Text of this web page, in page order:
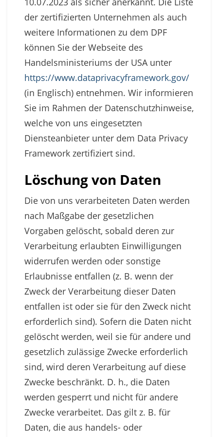
der zertifizierten Unternehmen als auch
weitere Informationen zu dem DPF
können Sie der Webseite des
Handelsministeriums der USA unter
https://www.dataprivacyframework.gov/
(in Englisch) entnehmen. Wir informieren
Sie im Rahmen der Datenschutzhinweise,
welche von uns eingesetzten
Diensteanbieter unter dem Data Privacy
Framework zertifiziert sind.
Löschung von Daten
Die von uns verarbeiteten Daten werden
nach Maßgabe der gesetzlichen
Vorgaben gelöscht, sobald deren zur
Verarbeitung erlaubten Einwilligungen
widerrufen werden oder sonstige
Erlaubnisse entfallen (z. B. wenn der
Zweck der Verarbeitung dieser Daten
entfallen ist oder sie für den Zweck nicht
erforderlich sind). Sofern die Daten nicht
gelöscht werden, weil sie für andere und
gesetzlich zulässige Zwecke erforderlich
sind, wird deren Verarbeitung auf diese
Zwecke beschränkt. D. h., die Daten
werden gesperrt und nicht für andere
Zwecke verarbeitet. Das gilt z. B. für
Daten, die aus handels- oder